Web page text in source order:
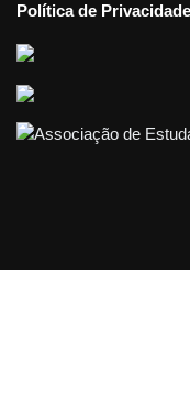
Política de Privacidade